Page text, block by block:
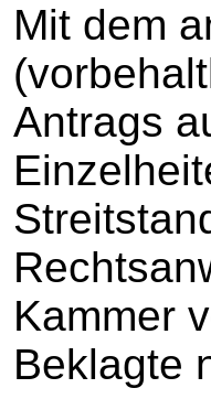
Mit dem
Antrags
Kammer
Beklagte